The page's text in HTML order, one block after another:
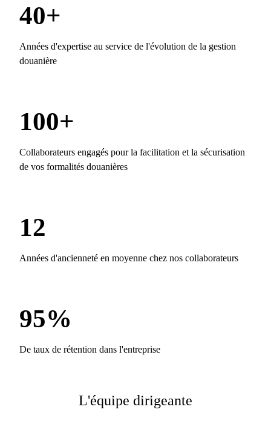
40+
Années d'expertise au service de l'évolution de la gestion
douanière
100+
Collaborateurs engagés pour la facilitation et la sécurisation
de vos formalités douanières
12
Années d'ancienneté en moyenne chez nos collaborateurs
95%
De taux de rétention dans l'entreprise
L'équipe dirigeante